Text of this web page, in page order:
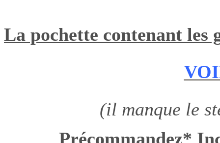
La pochette contenant les
(il manque le
Précommandez*